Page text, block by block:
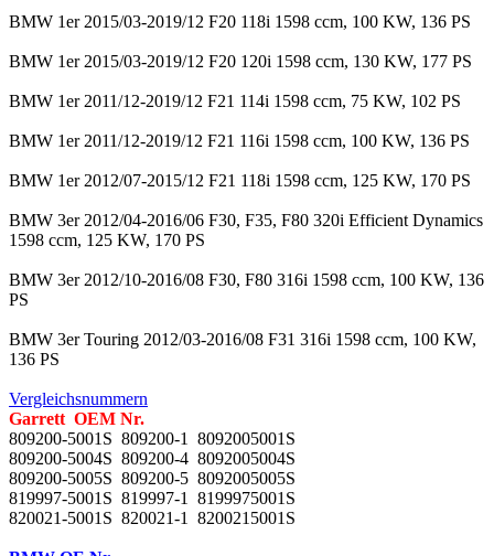
BMW 1er 2015/03-2019/12 F20 118i 1598 ccm, 100 KW, 136 PS
BMW 1er 2015/03-2019/12 F20 120i 1598 ccm, 130 KW, 177 PS
BMW 1er 2011/12-2019/12 F21 114i 1598 ccm, 75 KW, 102 PS
BMW 1er 2011/12-2019/12 F21 116i 1598 ccm, 100 KW, 136 PS
BMW 1er 2012/07-2015/12 F21 118i 1598 ccm, 125 KW, 170 PS
BMW 3er 2012/04-2016/06 F30, F35, F80 320i Efficient Dynamics
1598 ccm, 125 KW, 170 PS
BMW 3er 2012/10-2016/08 F30, F80 316i 1598 ccm, 100 KW, 136
PS
BMW 3er Touring 2012/03-2016/08 F31 316i 1598 ccm, 100 KW,
136 PS
Vergleichsnummern
Garrett OEM Nr.
809200-5001S 809200-1 8092005001S
809200-5004S 809200-4 8092005004S
809200-5005S 809200-5 8092005005S
819997-5001S 819997-1 8199975001S
820021-5001S 820021-1 8200215001S